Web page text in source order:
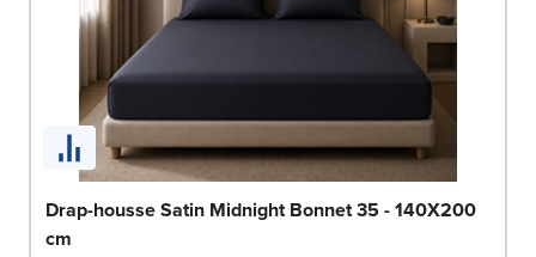
Drap-housse Satin Midnight Bonnet 35 - 140X200
cm